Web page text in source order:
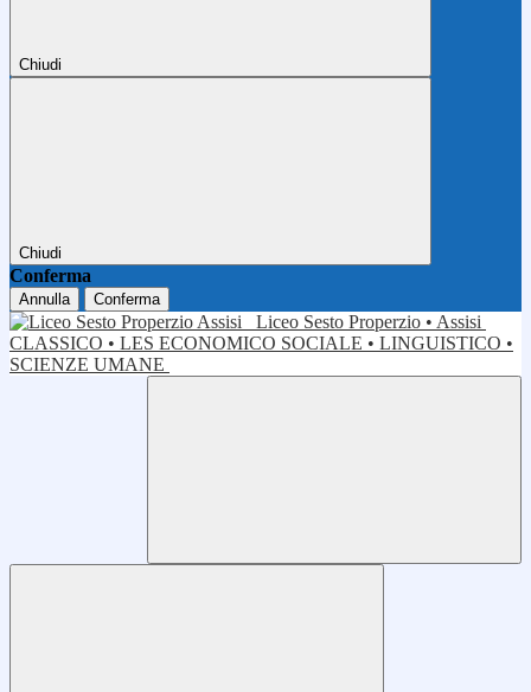
Chiudi
Chiudi
Conferma
Annulla Conferma
Liceo Sesto Properzio • Assisi
CLASSICO • LES ECONOMICO SOCIALE • LINGUISTICO •
SCIENZE UMANE